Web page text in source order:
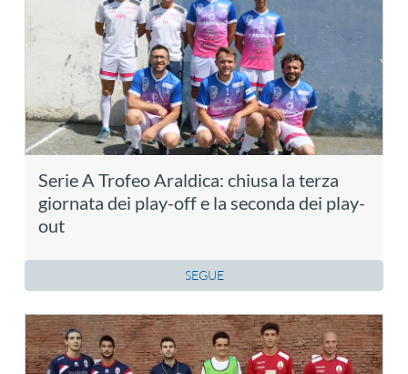
Serie A Trofeo Araldica: chiusa la terza
giornata dei play-off e la seconda dei play-
out
SEGUE